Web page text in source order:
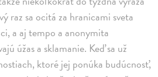
raz sa ocitá za hranicami sveta
a aj tempo a anonymita
úžas a sklamanie. Keď sa už
ktoré jej ponúka budúcnosť,